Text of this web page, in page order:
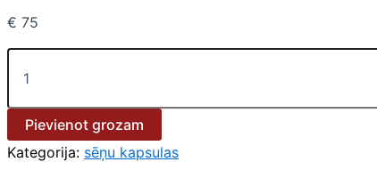
€ 75
Pievienot grozam
Kategorija: sēņu kapsulas